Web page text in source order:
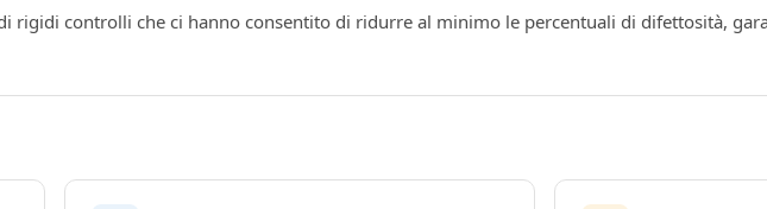
rigidi controlli che ci hanno consentito di ridurre al minimo le percentuali di difettosità,